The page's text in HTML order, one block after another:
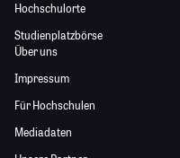
Hochschulorte
Studienplatzbörse
Über uns
Impressum
Für Hochschulen
Mediadaten